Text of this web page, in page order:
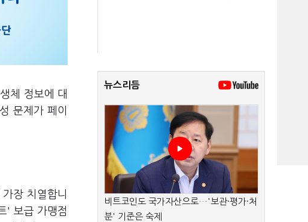
체 정보에 대
문제가 페이
장 치열합니
' 보급 가맹점
뉴스리듬
비트코인도 국가자산으로…'보관·평가·처
분' 기준은 숙제